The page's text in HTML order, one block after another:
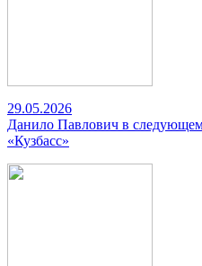
29.05.2026
Данило Павлович в следующем
«Кузбасс»